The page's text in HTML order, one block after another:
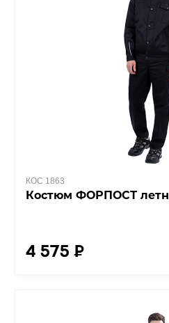
КОС 1863
Костюм ФОРПОСТ
4 575 ₽